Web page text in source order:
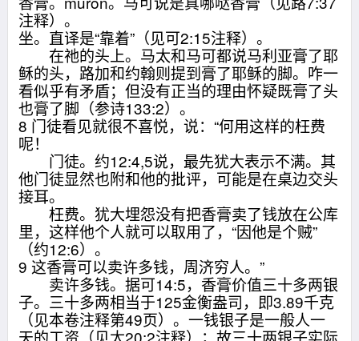
注释）。
坐。直译是“靠着”（见可2:15注释）。
在祂的头上。马太和马可都说马利亚膏了耶
稣的头，路加和约翰则提到膏了耶稣的脚。咋一
看似乎有矛盾；但没有正当的理由怀疑既膏了头
也膏了脚（参诗133:2）。
8 门徒看见就很不喜悦，说：“何用这样的枉费
呢！
门徒。约12:4,5说，最先犹大表示不满。其
他门徒显然也附和他的批评，可能是在桌边交头
接耳。
枉费。犹大埋怨没有把香膏卖了钱放在公库
里，这样他个人就可以取用了，“因他是个贼”
（约12:6）。
9 这香膏可以卖许多钱，周济穷人。”
卖许多钱。据可14:5，香膏价值三十多两银
子。三十多两相当于125金衡盎司，即3.89千克
（见本卷注释第49页）。一钱银子是一般人一